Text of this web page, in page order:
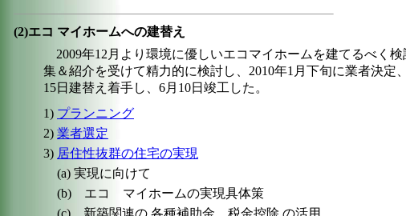
(2)エコ マイホームへの建替え
2009年12月より環境に優しいエコマイホームを建てるべく
集＆紹介を受けて精力的に検討し、2010年1月下旬に業者決定
15日建替え着手し、6月10日竣工した。
1) プランニング
2) 業者選定
3) 居住性抜群の住宅の実現
(a) 実現に向けて
(b) エコ マイホームの実現具体策
(c) 新築関連の 各種補助金、税金控除 の活用